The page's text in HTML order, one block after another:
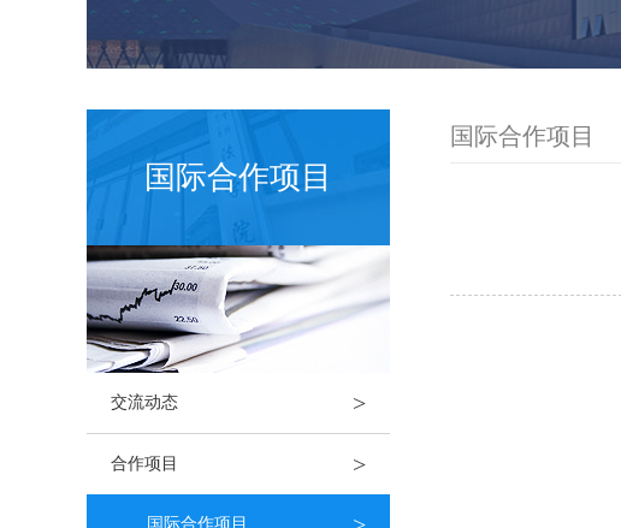
国际合作项目
交流动态 >
合作项目 >
国际合作项目
国际合作项目